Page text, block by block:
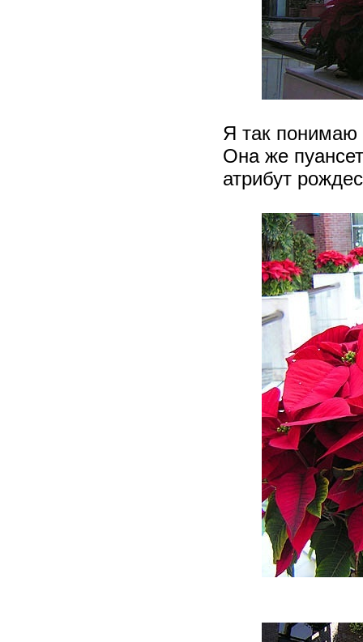
Я так понимаю
Она же
атрибут